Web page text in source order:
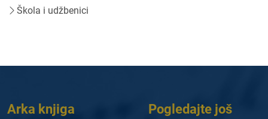
Škola i udžbenici
Arka knjiga Pogledajte još